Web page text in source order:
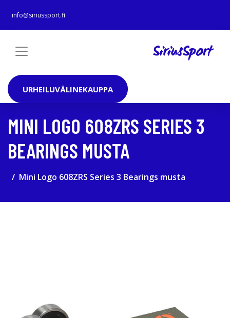
info@siriussport.fi
URHEILUVÄLINEKAUPPA
MINI LOGO 608ZRS SERIES 3
BEARINGS MUSTA
Mini Logo 608ZRS Series 3 Bearings musta